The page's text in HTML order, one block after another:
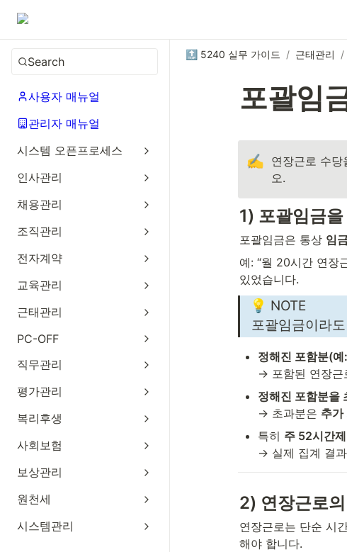
Search
사용자 매뉴얼
관리자 매뉴얼
시스템 오픈프로세스
인사관리
채용관리
조직관리
전자계약
교육관리
근태관리
PC-OFF
직무관리
평가관리
복리후생
사회보험
보상관리
원천세
시스템관리
🔝 5240 실무 가이드 / 근태관리 /
포괄임
✍️ 연장근로 수
오.
1) 포괄임금
포괄임금은 통상 임
예: “월 20시간 연장
있었습니다.
💡 NOTE
포괄임금이라도
정해진 포함분(
→ 포함된 연장근
정해진 포함분을
→ 초과분은 추가
특히 주 52시간제
→ 실제 집계 결
2) 연장근로
연장근로는 단순 시
해야 합니다.